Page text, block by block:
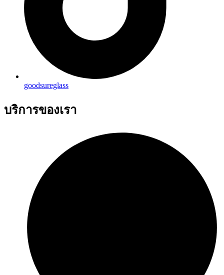
goodsureglass
บริการของเรา